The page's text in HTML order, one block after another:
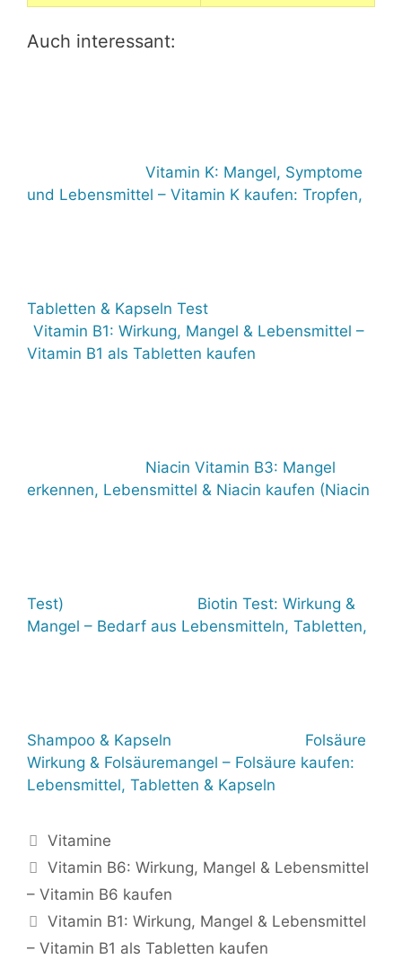
Auch interessant:
Vitamin K: Mangel, Symptome
und Lebensmittel – Vitamin K kaufen: Tropfen,
Tabletten & Kapseln Test
Vitamin B1: Wirkung, Mangel & Lebensmittel –
Vitamin B1 als Tabletten kaufen
Niacin Vitamin B3: Mangel
erkennen, Lebensmittel & Niacin kaufen (Niacin
Test)
Biotin Test: Wirkung &
Mangel – Bedarf aus Lebensmitteln, Tabletten,
Shampoo & Kapseln
Folsäure
Wirkung & Folsäuremangel – Folsäure kaufen:
Lebensmittel, Tabletten & Kapseln
Kategorien
Vitamine
Vitamin B6: Wirkung, Mangel & Lebensmittel
– Vitamin B6 kaufen
Vitamin B1: Wirkung, Mangel & Lebensmittel
– Vitamin B1 als Tabletten kaufen